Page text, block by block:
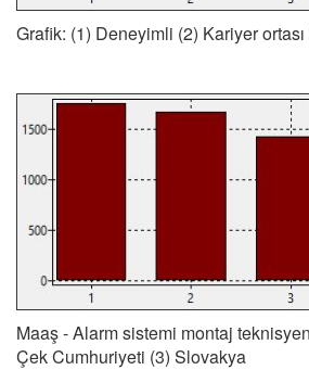
Grafik: (1) Deneyimli (2) Kariyer
Maaş - Alarm sistemi montaj
Çek Cumhuriyeti (3) Slovakya